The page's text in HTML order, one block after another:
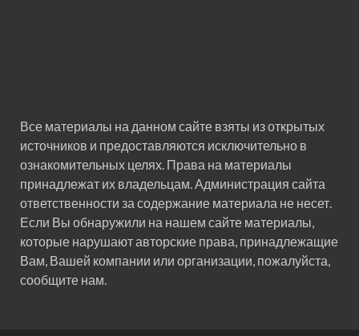
Все материалы на данном сайте взяты из открытых
источников и предоставляются исключительно в
ознакомительных целях. Права на материалы
принадлежат их владельцам. Администрация сайта
ответственности за содержание материала не несет.
Если Вы обнаружили на нашем сайте материалы,
которые нарушают авторские права, принадлежащие
Вам, Вашей компании или организации, пожалуйста,
сообщите нам.